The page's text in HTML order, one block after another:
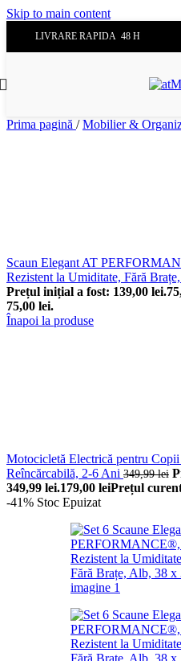
Skip to main content
LIVRARE RAPIDA 48 H
Prima pagină / Mobilier &
Scaun Elegant AT
Rezistent la Umiditate, Fără
Prețul inițial a fost: 139,00 lei.
75,00 lei.
Înapoi la produse
Motocicletă Electrică pentru
Reîncărcabilă, 2-6 Ani 349,99lei
349,99 lei.179,00 leiPrețul
-41% Stoc Epuizat